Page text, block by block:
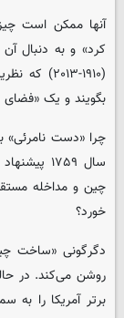
آنها ممکن است
کرد» و به دنبال آن
(۱۹۱۰-
بگویند و یک
چرا «دست نامرئی»
سال
چین و مداخله
خورد؟
روشن می‌کند. در
برتر آمریکا را